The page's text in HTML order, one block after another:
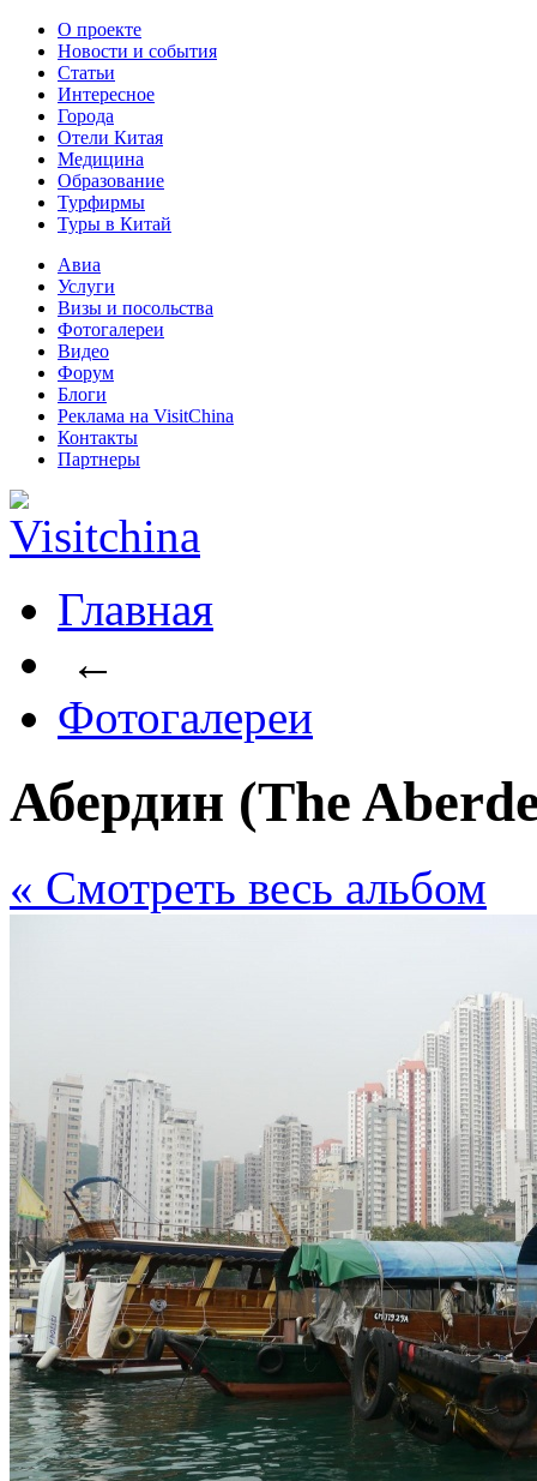
О проекте
Новости и события
Статьи
Интересное
Города
Отели Китая
Медицина
Образование
Турфирмы
Туры в Китай
Авиа
Услуги
Визы и посольства
Фотогалереи
Видео
Форум
Блоги
Реклама на VisitChina
Контакты
Партнеры
Главная
←
Фотогалереи
Абердин (The
« Cмотреть весь альбом